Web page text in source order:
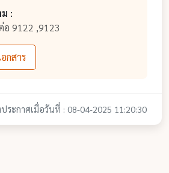
:
9122 ,9123
กสาร
ระกาศเมื่อวันที่ : 08-04-2025 11:20:30